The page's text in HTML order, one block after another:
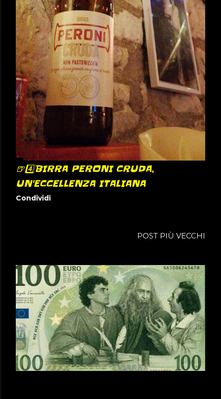
🍺4️⃣BIRRA PERONI CRUDA,
UN'ECCELLENZA ITALIANA
Condividi
POST PIÙ VECCHI